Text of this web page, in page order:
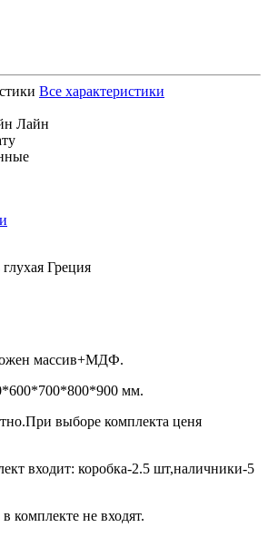
Все характеристики
Лайн
Греция
массив+МДФ.
мм.
выборе комплекта ценя
входит: коробка-2.5 шт,наличники-5
комплекте не входят.